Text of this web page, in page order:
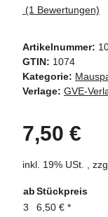
(1 Bewertungen)
Artikelnummer:
GTIN: 1074
Kategorie:
Verlage: GVE-
7,50 €
inkl. 19% USt. ,
abStückpreis
3
6,50 € *